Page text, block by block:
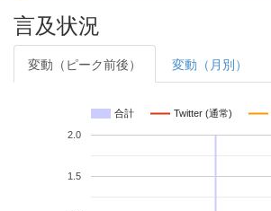
言及状況
変動（ピーク前後） 変動（月別）
合計 Twitter (通常)
1.5
2.0